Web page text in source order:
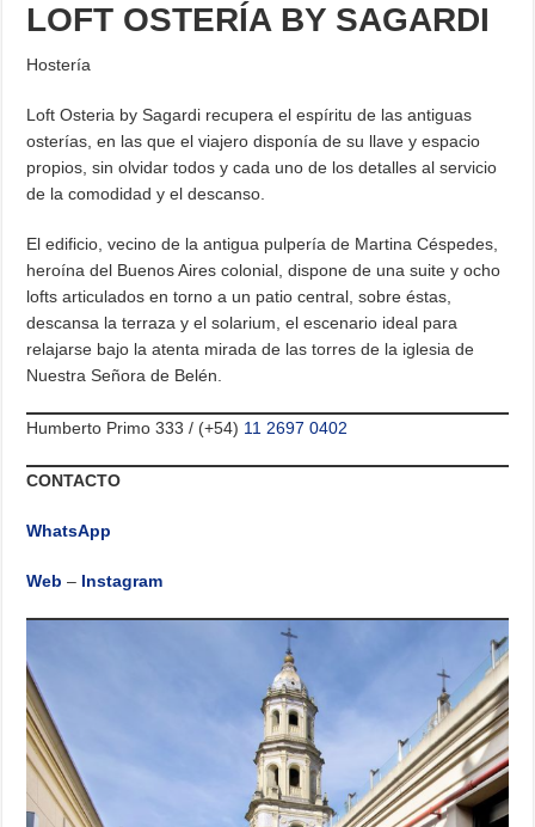
LOFT OSTERÍA BY SAGARDI
Hostería
Loft Osteria by Sagardi recupera el espíritu de las antiguas
osterías, en las que el viajero disponía de su llave y espacio
propios, sin olvidar todos y cada uno de los detalles al servicio
de la comodidad y el descanso.
El edificio, vecino de la antigua pulpería de Martina Céspedes,
heroína del Buenos Aires colonial, dispone de una suite y ocho
lofts articulados en torno a un patio central, sobre éstas,
descansa la terraza y el solarium, el escenario ideal para
relajarse bajo la atenta mirada de las torres de la iglesia de
Nuestra Señora de Belén.
Humberto Primo 333 / (+54) 11 2697 0402
CONTACTO
WhatsApp
Web– Instagram